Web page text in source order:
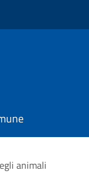
animali